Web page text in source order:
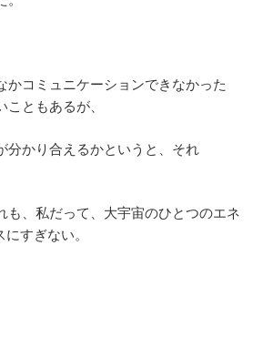
かコミュニケーションできなかった
こともあるが、
分かり合えるかというと、それ
も、私だって、大宇宙のひとつのエネ
すぎない。